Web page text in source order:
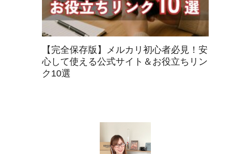
【完全保存版】メルカリ初心者必見！安
心して使える公式サイト＆お役立ちリン
ク10選